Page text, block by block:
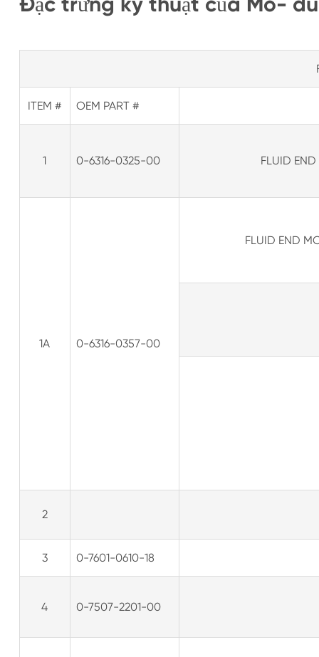
ITEM # OEM PART #
1 0-6316-0325-00 FLUID
1A 0-6316-0357-00
FLUID END
2
3 0-7601-0610-18
4 0-7507-2201-00